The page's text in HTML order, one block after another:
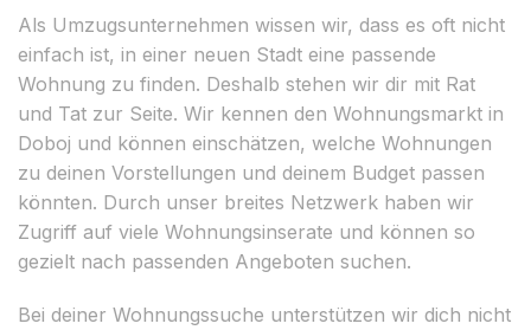
Als Umzugsunternehmen wissen wir, dass es oft nicht
einfach ist, in einer neuen Stadt eine passende
Wohnung zu finden. Deshalb stehen wir dir mit Rat
und Tat zur Seite. Wir kennen den Wohnungsmarkt in
Doboj und können einschätzen, welche Wohnungen
zu deinen Vorstellungen und deinem Budget passen
könnten. Durch unser breites Netzwerk haben wir
Zugriff auf viele Wohnungsinserate und können so
gezielt nach passenden Angeboten suchen.
Bei deiner Wohnungssuche unterstützen wir dich nicht